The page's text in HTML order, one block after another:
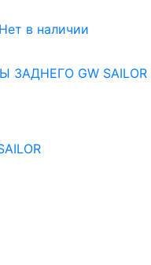
Нет в наличии
GW SAILOR